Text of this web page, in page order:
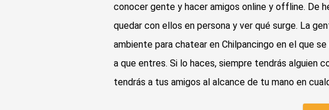
conocer gente y hacer amigos online y offline. De
quedar con ellos en persona y ver qué surge. La
ambiente para chatear en Chilpancingo en el que
a que entres. Si lo haces, siempre tendrás alguien
tendrás a tus amigos al alcance de tu mano en